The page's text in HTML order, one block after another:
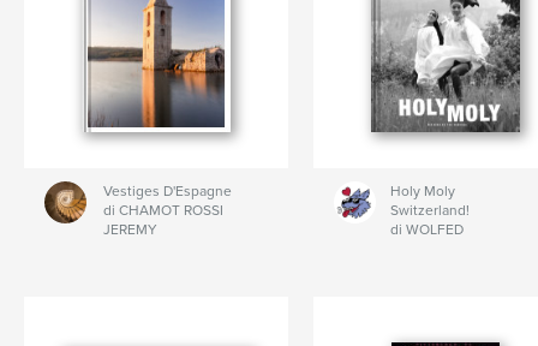
Vestiges D'Espagne
di CHAMOT ROSSI
JEREMY
Holy Moly
Switzerland!
di WOLFED